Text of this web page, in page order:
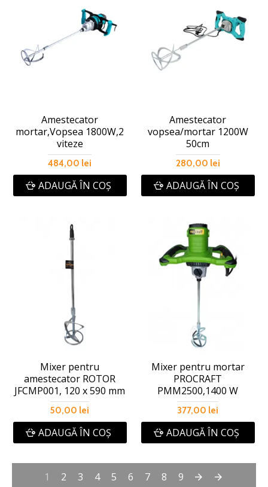
Amestecator
mortar,Vopsea 1800W,2
viteze
484,00 lei
ADAUGĂ ÎN COŞ
Amestecator
vopsea/mortar 1200W
50cm
280,00 lei
ADAUGĂ ÎN COŞ
Mixer pentru
amestecator ROTOR
JFCMP001, 120 x 590 mm
50,00 lei
ADAUGĂ ÎN COŞ
Mixer pentru mortar
PROCRAFT
PMM2500,1400 W
377,00 lei
ADAUGĂ ÎN COŞ
1 2 3 4 5 6 7 8
9